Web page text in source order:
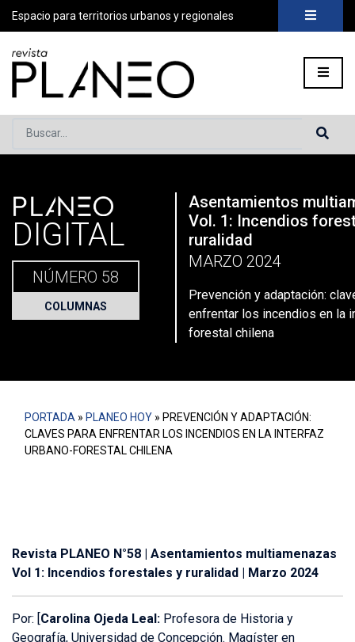
Espacio para territorios urbanos y regionales
Buscar...
Portada» Planeo Hoy Prevención y adaptación: claves
PLANEO
DIGITAL
NÚMERO 58
COLUMNAS
Asentamientos
Vol. 1: Incendios
ruralidad
MARZO 2024
Prevención y adaptación:
enfrentar los incendios en la
forestal chilena
PORTADA » PLANEO HOY » PREVENCIÓN Y ADAPTACIÓN:
CLAVES PARA ENFRENTAR LOS INCENDIOS EN LA INTERFAZ
URBANO-FORESTAL CHILENA
Revista PLANEO N°58 | Asentamientos multiamenazas
Vol 1: Incendios forestales y ruralidad | Marzo 2024
Por: [Carolina Ojeda Leal: Profesora de Historia y
Geografía, Universidad de Concepción. Magíster en